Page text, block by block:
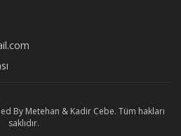
By Metehan & Kadir Cebe. Tüm hakları
saklıdır.